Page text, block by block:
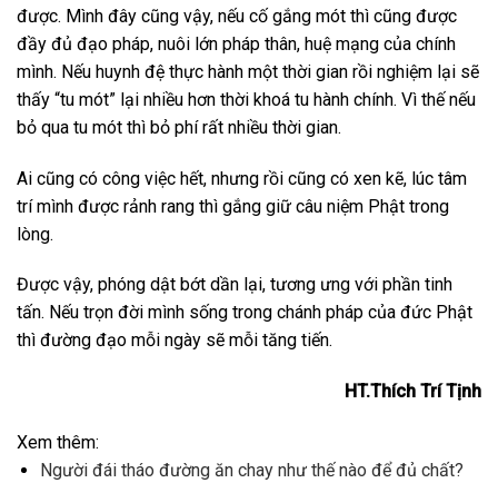
được. Mình đây cũng vậy, nếu cố gắng mót thì cũng được
đầy đủ đạo pháp, nuôi lớn pháp thân, huệ mạng của chính
mình. Nếu huynh đệ thực hành một thời gian rồi nghiệm lại sẽ
thấy “tu mót” lại nhiều hơn thời khoá tu hành chính. Vì thế nếu
bỏ qua tu mót thì bỏ phí rất nhiều thời gian.
Ai cũng có công việc hết, nhưng rồi cũng có xen kẽ, lúc tâm
trí mình được rảnh rang thì gắng giữ câu niệm Phật trong
lòng.
Được vậy, phóng dật bớt dần lại, tương ưng với phần tinh
tấn. Nếu trọn đời mình sống trong chánh pháp của đức Phật
thì đường đạo mỗi ngày sẽ mỗi tăng tiến.
HT.Thích Trí Tịnh
Xem thêm:
Người đái tháo đường ăn chay như thế nào để đủ chất?